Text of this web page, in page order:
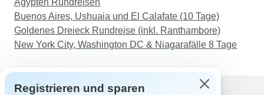
Ägypten Rundreisen
Buenos Aires, Ushuaia und El Calafate (10 Tage)
Goldenes Dreieck Rundreise (inkl. Ranthambore)
New York City, Washington DC & Niagarafälle 8 Tage
Registrieren und sparen